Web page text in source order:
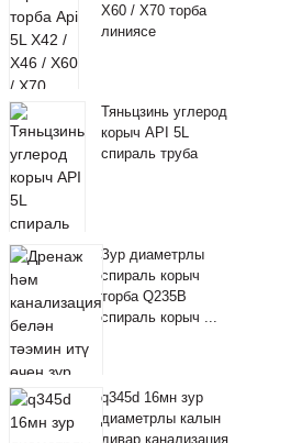
X60 / X70 торба
линиясе
Тяньцзинь углерод
корыч API 5L
спираль труба
Зур диаметрлы
спираль корыч
торба Q235B
спираль корыч ...
q345d 16мн зур
диаметрлы калын
дивар канализация